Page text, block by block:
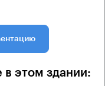
в этом здании: